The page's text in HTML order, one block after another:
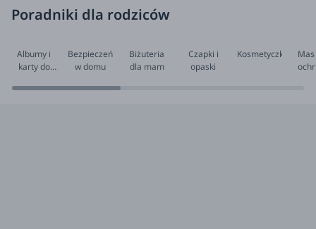
Poradniki dla rodziców
Albumy i
karty do
Bezpieczeństwo
w domu
Biżuteria
dla mam
Czapki i
opaski
Kosmetyczki